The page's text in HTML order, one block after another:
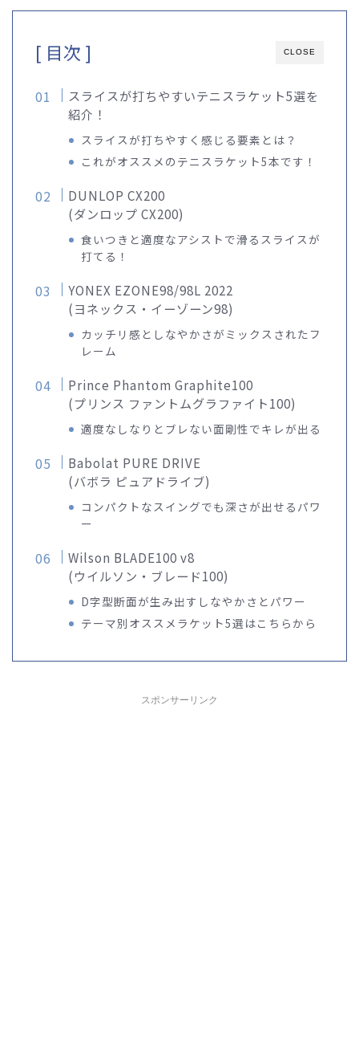
CLOSE
[ 目次 ]
スライスが打ちやすいテニスラケット5選を
紹介！
スライスが打ちやすく感じる要素とは？
これがオススメのテニスラケット5本です！
DUNLOP CX200
(ダンロップ CX200)
食いつきと適度なアシストで滑るスライスが
打てる！
YONEX EZONE98/98L 2022
(ヨネックス・イーゾーン98)
カッチリ感としなやかさがミックスされたフ
レーム
Prince Phantom Graphite100
(プリンス ファントムグラファイト100)
適度なしなりとブレない面剛性でキレが出る
Babolat PURE DRIVE
(バボラ ピュアドライブ)
コンパクトなスイングでも深さが出せるパワ
ー
Wilson BLADE100 v8
(ウイルソン・ブレード100)
D字型断面が生み出すしなやかさとパワー
テーマ別オススメラケット5選はこちらから
スポンサーリンク